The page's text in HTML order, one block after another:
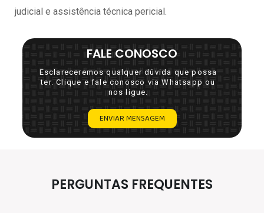
judicial e assistência técnica pericial.
FALE CONOSCO
Esclareceremos qualquer dúvida que possa
ter. Clique e fale conosco via Whatsapp ou
nos ligue.
ENVIAR MENSAGEM
PERGUNTAS FREQUENTES